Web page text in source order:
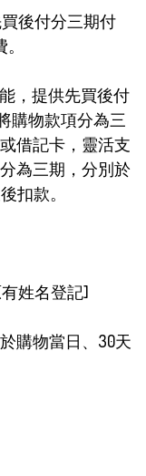
後付分三期付
能，提供先買後付
購物款項分為三
借記卡，靈活支
為三期，分別於
扣款。
姓名登記]
購物當日、30天